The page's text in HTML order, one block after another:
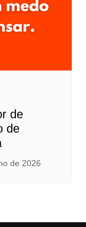
de
de
de 2026